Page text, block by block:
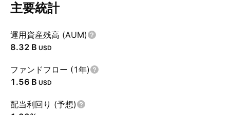
主要統計
運用資産残高 (AUM)
‪8.32 B‬ USD
ファンドフロー (1年)
‪1.56 B‬ USD
配当利回り (予想)